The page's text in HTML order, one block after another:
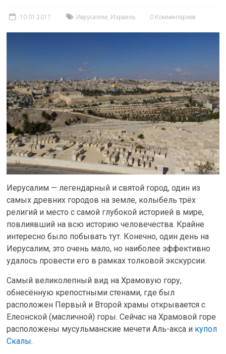
10.01.2017 Иерусалим, Израиль 0 Комментариев
Иерусалим — легендарный и святой город, один из
самых древних городов на земле, колыбель трёх
религий и место с самой глубокой историей в мире,
повлиявший на всю историю человечества. Крайне
интересно было побывать тут. Конечно, один день на
Иерусалим, это очень мало, но наиболее эффективно
удалось провести его в рамках толковой экскурсии.
Самый великолепный вид на Храмовую гору,
обнесённую крепостными стенами, где был
расположен Первый и Второй храмы открывается с
Елеонской (масличной) горы. Сейчас на Храмовой горе
расположены мусульманские мечети Аль-акса и купол
Скалы.